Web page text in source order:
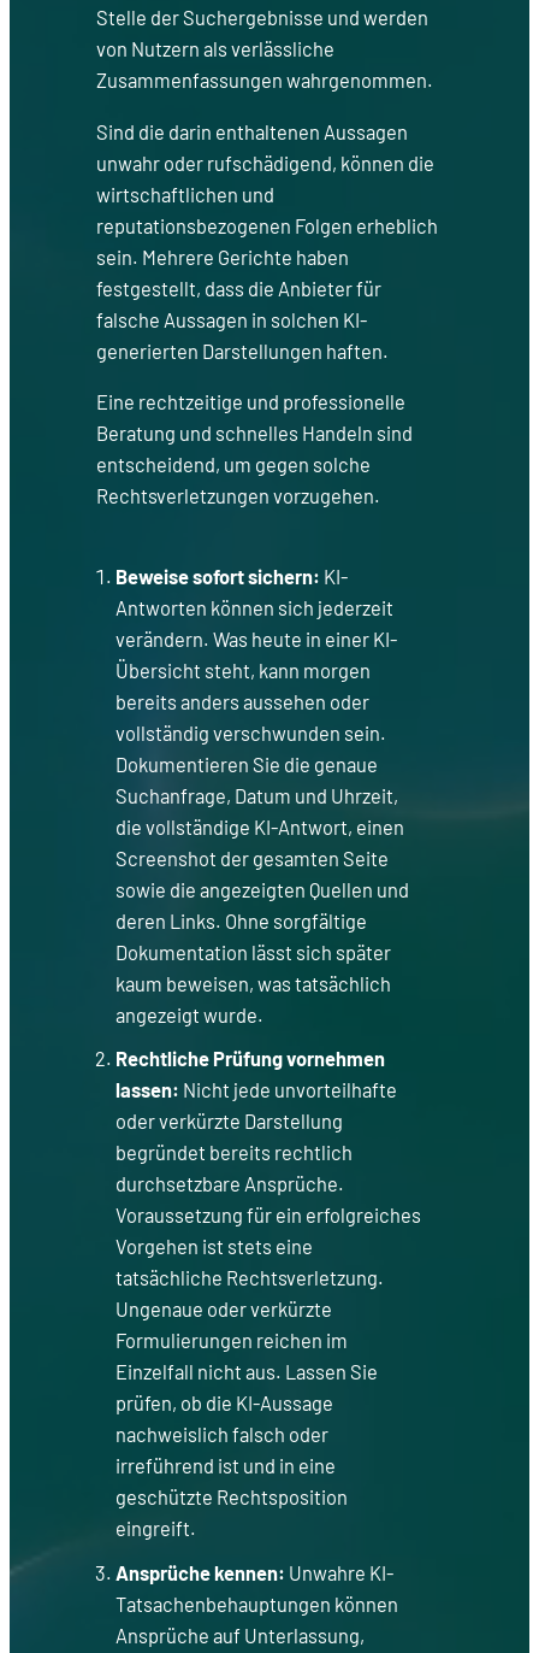
Stelle der Suchergebnisse und werden
von Nutzern als verlässliche
Zusammenfassungen wahrgenommen.
Sind die darin enthaltenen Aussagen
unwahr oder rufschädigend, können die
wirtschaftlichen und
reputationsbezogenen Folgen erheblich
sein. Mehrere Gerichte haben
festgestellt, dass die Anbieter für
falsche Aussagen in solchen KI-
generierten Darstellungen haften.
Eine rechtzeitige und professionelle
Beratung und schnelles Handeln sind
entscheidend, um gegen solche
Rechtsverletzungen vorzugehen.
Beweise sofort sichern: KI-
Antworten können sich jederzeit
verändern. Was heute in einer KI-
Übersicht steht, kann morgen
bereits anders aussehen oder
vollständig verschwunden sein.
Dokumentieren Sie die genaue
Suchanfrage, Datum und Uhrzeit,
die vollständige KI-Antwort, einen
Screenshot der gesamten Seite
sowie die angezeigten Quellen und
deren Links. Ohne sorgfältige
Dokumentation lässt sich später
kaum beweisen, was tatsächlich
angezeigt wurde.
Rechtliche Prüfung vornehmen
lassen: Nicht jede unvorteilhafte
oder verkürzte Darstellung
begründet bereits rechtlich
durchsetzbare Ansprüche.
Voraussetzung für ein erfolgreiches
Vorgehen ist stets eine
tatsächliche Rechtsverletzung.
Ungenaue oder verkürzte
Formulierungen reichen im
Einzelfall nicht aus. Lassen Sie
prüfen, ob die KI-Aussage
nachweislich falsch oder
irreführend ist und in eine
geschützte Rechtsposition
eingreift.
Ansprüche kennen: Unwahre KI-
Tatsachenbehauptungen können
Ansprüche auf Unterlassung,